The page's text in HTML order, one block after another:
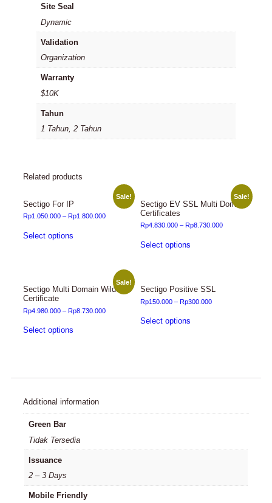
Site Seal
Dynamic
Validation
Organization
Warranty
$10K
Tahun
1 Tahun, 2 Tahun
Related products
Sale!
Sectigo For IP
Rp1.050.000 – Rp1.800.000
Select options
Sale!
Sectigo EV SSL Multi Domain
Certificates
Rp4.830.000 – Rp8.730.000
Select options
Sale!
Sectigo Multi Domain Wildcard
Certificate
Rp4.980.000 – Rp8.730.000
Select options
Sectigo Positive SSL
Rp150.000 – Rp300.000
Select options
Additional information
Green Bar
Tidak Tersedia
Issuance
2 – 3 Days
Mobile Friendly